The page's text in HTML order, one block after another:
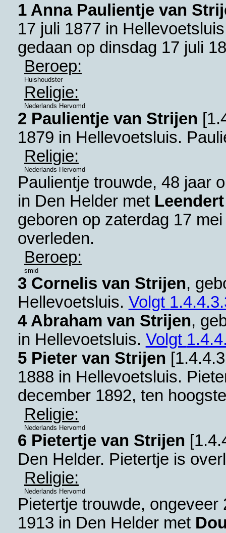
1 Anna Paulientje van
17 juli 1877 in Hellevoetsluis
gedaan op dinsdag 17 juli
Beroep:
Huishoudster
Religie:
Nederlands Hervomd
2 Paulientje van Strijen [
1879 in Hellevoetsluis.
Religie:
Nederlands Hervomd
Paulientje trouwde, 48 jaar
in Den Heldermet
geboren op zaterdag 17
overleden.
Beroep:
smid
3 Cornelis van Strijen,
Hellevoetsluis. Volgt
4 Abraham van Strijen,
in Hellevoetsluis. Volgt
5 Pieter van Strijen [
1888 in Hellevoetsluis.
december 1892, ten
Religie:
Nederlands Hervomd
6 Pietertje van Strijen [
Den Helder. Pietertje is
Religie:
Nederlands Hervomd
Pietertje trouwde,
1913 in Den Heldermet